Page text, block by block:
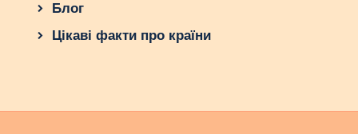
Блог
Цікаві факти про країни